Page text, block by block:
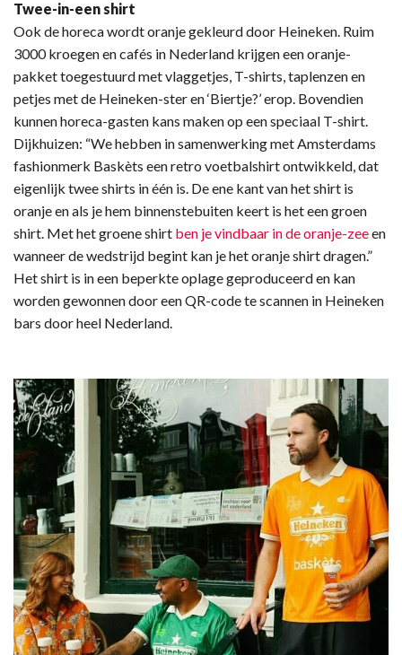
Twee-in-een shirt
Ook de horeca wordt oranje gekleurd door Heineken. Ruim
3000 kroegen en cafés in Nederland krijgen een oranje-
pakket toegestuurd met vlaggetjes, T-shirts, taplenzen en
petjes met de Heineken-ster en ‘Biertje?’ erop. Bovendien
kunnen horeca-gasten kans maken op een speciaal T-shirt.
Dijkhuizen: “We hebben in samenwerking met Amsterdams
fashionmerk Baskèts een retro voetbalshirt ontwikkeld, dat
eigenlijk twee shirts in één is. De ene kant van het shirt is
oranje en als je hem binnenstebuiten keert is het een groen
shirt. Met het groene shirt ben je vindbaar in de oranje-zeeen
wanneer de wedstrijd begint kan je het oranje shirt dragen.”
Het shirt is in een beperkte oplage geproduceerd en kan
worden gewonnen door een QR-code te scannen in Heineken
bars door heel Nederland.